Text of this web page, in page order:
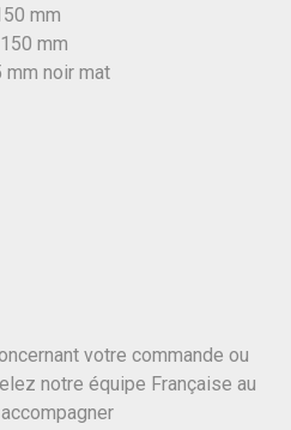
mm
mm
mm noir mat
votre commande ou
notre équipe Française au